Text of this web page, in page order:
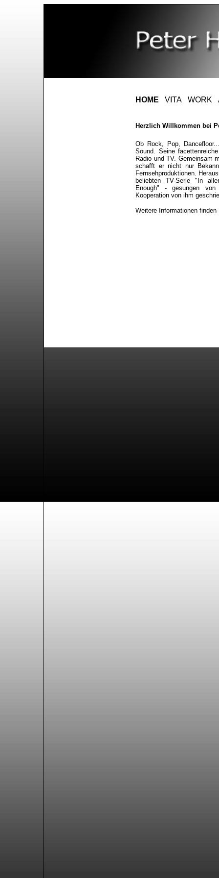
HOME VITA WORK
Herzlich Willkommen bei
Ob Rock, Pop,
Sound. Seine
Radio und TV. Gemeinsam
schafft er nicht nur
Fernsehproduktionen.
beliebten TV-Serie "In
Enough" - gesungen
Kooperation von ihm
Weitere Informationen